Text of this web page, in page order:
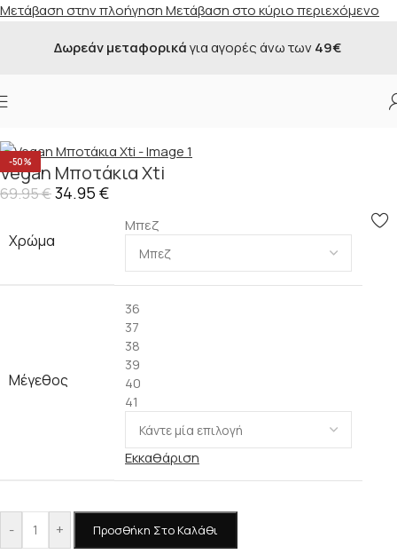
Μετάβαση στην πλοήγησηΜετάβαση στο κύριο περιεχόμενο
Δωρεάν μεταφορικάγια αγορές άνω των49€
Αρχική σελίδα
-50%
Vegan Μποτάκια Xti
69.95€34.95 €
Χρώμα
Μπεζ
Μέγεθος
36
37
38
39
40
41
Εκκαθάριση
- + Προσθήκη Στο Καλάθι